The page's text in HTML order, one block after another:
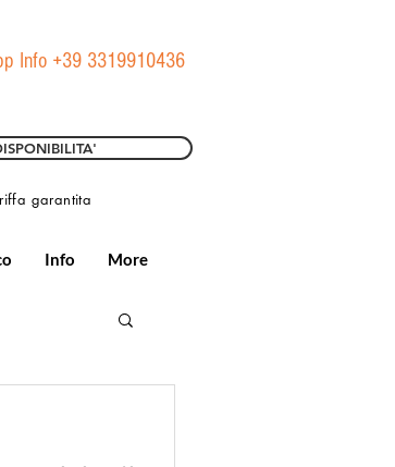
Info +39 3319910436
garantita
Info More